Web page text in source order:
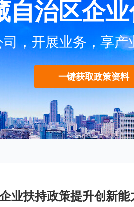
自治区企
，开展业务，享产
一键获取政策资料
业扶持政策提升创新能